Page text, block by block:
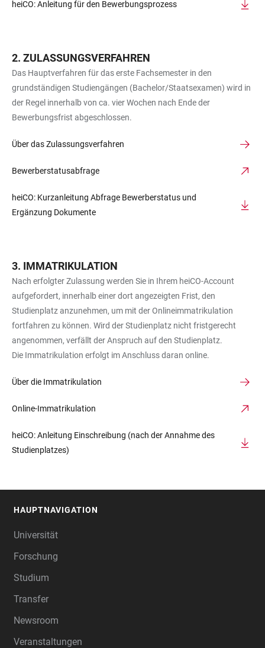
heiCO: Anleitung für den Bewerbungsprozess
ZULASSUNGSVERFAHREN
Das Hauptverfahren für das erste Fachsemester in den
grundständigen Studiengängen (Bachelor/Staatsexamen) wird in
der Regel innerhalb von ca. vier Wochen nach Ende der
Bewerbungsfrist abgeschlossen.
Über das Zulassungsverfahren
Bewerberstatusabfrage
heiCO: Kurzanleitung Abfrage Bewerberstatus und
Ergänzung Dokumente
IMMATRIKULATION
Nach erfolgter Zulassung werden Sie in Ihrem heiCO-Account
aufgefordert, innerhalb einer dort angezeigten Frist, den
Studienplatz anzunehmen, um mit der Onlineimmatrikulation
fortfahren zu können. Wird der Studienplatz nicht fristgerecht
angenommen, verfällt der Anspruch auf den Studienplatz.
Die Immatrikulation erfolgt im Anschluss daran online.
Über die Immatrikulation
Online-Immatrikulation
heiCO: Anleitung Einschreibung (nach der Annahme des
Studienplatzes)
HAUPTNAVIGATION
Universität
Forschung
Studium
Transfer
Newsroom
Veranstaltungen